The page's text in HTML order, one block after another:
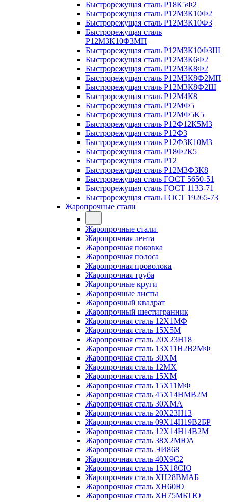
Быстрорежущая сталь Р18К5Ф2
Быстрорежущая сталь Р12М3К10Ф2
Быстрорежущая сталь Р12М3К10Ф3
Быстрорежущая сталь
Р12М3К10Ф3МП
Быстрорежущая сталь Р12М3К10Ф3Ш
Быстрорежущая сталь Р12М3К6Ф2
Быстрорежущая сталь Р12М3К8Ф2
Быстрорежущая сталь Р12М3К8Ф2МП
Быстрорежущая сталь Р12М3К8Ф2Ш
Быстрорежущая сталь Р12М4К8
Быстрорежущая сталь Р12МФ5
Быстрорежущая сталь Р12МФ5К5
Быстрорежущая сталь Р12Ф12К5М3
Быстрорежущая сталь Р12Ф3
Быстрорежущая сталь Р12Ф3К10М3
Быстрорежущая сталь Р18Ф2К5
Быстрорежущая сталь Р12
Быстрорежущая сталь Р12М3Ф3К8
Быстрорежущая сталь ГОСТ 5650-51
Быстрорежущая сталь ГОСТ 1133-71
Быстрорежущая сталь ГОСТ 19265-73
Жаропрочные стали
Жаропрочные стали
Жаропрочная лента
Жаропрочная поковка
Жаропрочная полоса
Жаропрочная проволока
Жаропрочная труба
Жаропрочные круги
Жаропрочные листы
Жаропрочный квадрат
Жаропрочный шестигранник
Жаропрочная сталь 12Х1МФ
Жаропрочная сталь 15Х5М
Жаропрочная сталь 20Х23Н18
Жаропрочная сталь 13Х11Н2В2МФ
Жаропрочная сталь 30ХМ
Жаропрочная сталь 12МХ
Жаропрочная сталь 15ХМ
Жаропрочная сталь 15Х11МФ
Жаропрочная сталь 45Х14НМВ2М
Жаропрочная сталь 30ХМА
Жаропрочная сталь 20Х23Н13
Жаропрочная сталь 09Х14Н19В2БР
Жаропрочная сталь 12Х14Н14В2М
Жаропрочная сталь 38Х2МЮА
Жаропрочная сталь ЭИ868
Жаропрочная сталь 40Х9С2
Жаропрочная сталь 15Х18СЮ
Жаропрочная сталь ХН28ВМАБ
Жаропрочная сталь ХН60Ю
Жаропрочная сталь ХН75МБТЮ